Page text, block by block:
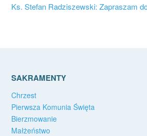
Ks. Stefan Radziszewski: Zapraszam
SAKRAMENTY
Chrzest
Pierwsza Komunia Święta
Bierzmowanie
Małżeństwo